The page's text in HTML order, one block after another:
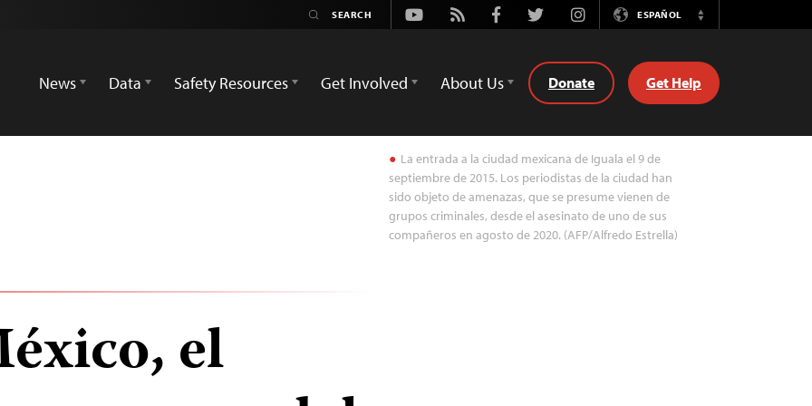
Youtube
Rss FacebookTwitterInstagramESPAÑOL
Switch
News
Data Safety Resources Get Involved About Us Donate Get Help
La entrada a la ciudad mexicana de Iguala el 9 de
septiembre de 2015. Los periodistas de la ciudad han
sido objeto de amenazas, que se presume vienen de
grupos criminales, desde el asesinato de uno de sus
compañeros en agosto de 2020. (AFP/Alfredo Estrella)
el